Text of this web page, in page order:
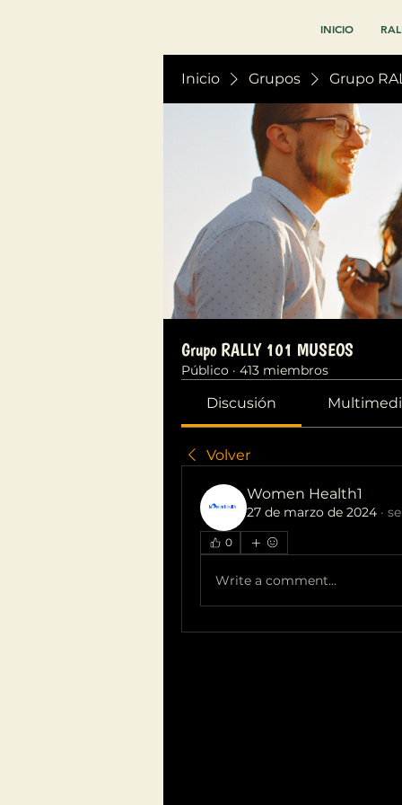
INICIO
Inicio Grupos Grupo
Grupo RALLY 101 MUSEOS
Público · 413 miembros
Discusión
Volver
Women Health1
27 de marzo de 2024 ·
0
Write a comment...